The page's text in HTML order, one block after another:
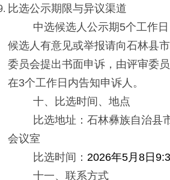
比选公示期限与异议渠道
中选候选人公示期5个工作
候选人有意见或举报请向石林县
委员会提出书面申诉，由评审委
在3个工作日内告知申诉人。
十、
比选时间、地点
比选地址：石林彝族自治县
会议室
比选时间：2026年5月8 日9:
十一、联系方式